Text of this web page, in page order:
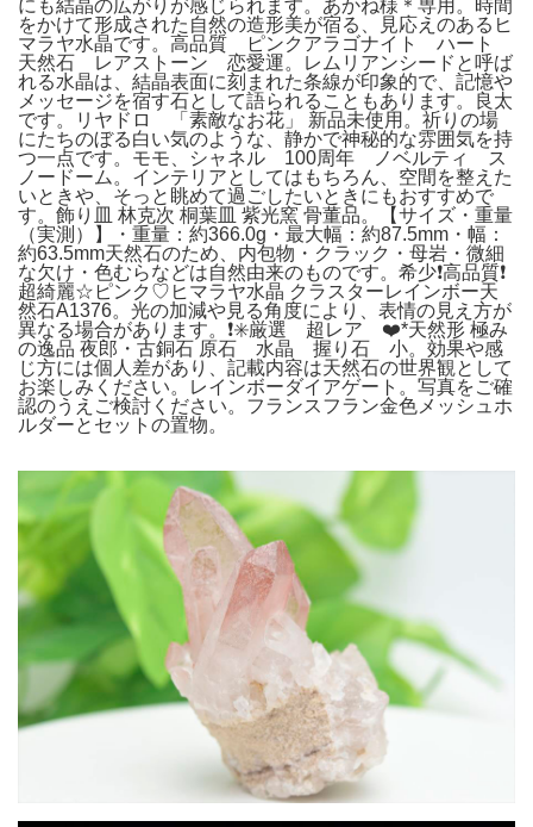
にも結晶の広がりが感じられます。あかね様＊専用。時間
をかけて形成された自然の造形美が宿る、見応えのあるヒ
マラヤ水晶です。高品質 ピンクアラゴナイト ハート
天然石 レアストーン 恋愛運。レムリアンシードと呼ば
れる水晶は、結晶表面に刻まれた条線が印象的で、記憶や
メッセージを宿す石として語られることもあります。良太
です。リヤドロ 「素敵なお花」 新品未使用。祈りの場
にたちのぼる白い気のような、静かで神秘的な雰囲気を持
つ一点です。モモ、シャネル 100周年 ノベルティ ス
ノードーム。インテリアとしてはもちろん、空間を整えた
いときや、そっと眺めて過ごしたいときにもおすすめで
す。飾り皿 林克次 桐葉皿 紫光窯 骨董品。【サイズ・重量
（実測）】・重量：約366.0g・最大幅：約87.5mm・幅：
約63.5mm天然石のため、内包物・クラック・母岩・微細
な欠け・色むらなどは自然由来のものです。希少❗️高品質❗️
超綺麗☆ピンク♡ヒマラヤ水晶 クラスターレインボー天
然石A1376。光の加減や見る角度により、表情の見え方が
異なる場合があります。❗️✳️厳選 超レア ❤️*天然形 極み
の逸品 夜郎・古銅石 原石 水晶 握り石 小。効果や感
じ方には個人差があり、記載内容は天然石の世界観として
お楽しみください。レインボーダイアゲート。写真をご確
認のうえご検討ください。フランスフラン金色メッシュホ
ルダーとセットの置物。